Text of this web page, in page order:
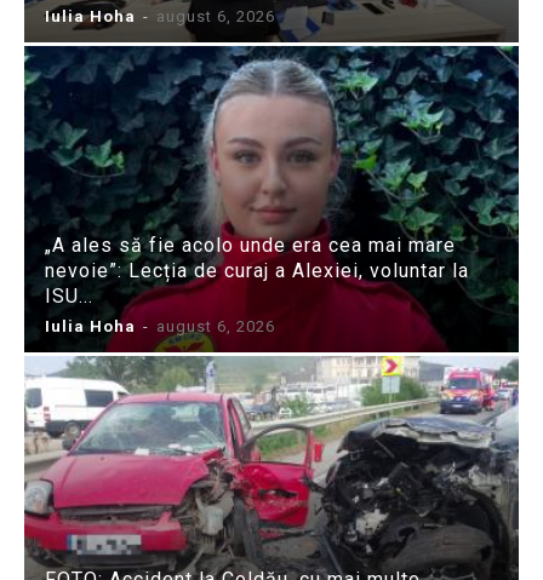
Iulia Hoha - august 6, 2026
„A ales să fie acolo unde era cea mai mare
nevoie”: Lecția de curaj a Alexiei, voluntar la
ISU...
Iulia Hoha - august 6, 2026